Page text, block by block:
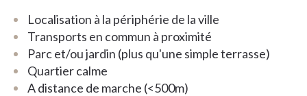
Localisation à la périphérie de la ville
Transports en commun à proximité
Parc et/ou jardin (plus qu'une simple terrasse)
Quartier calme
A distance de marche (<500m)